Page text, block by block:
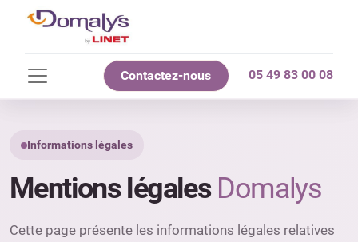
Contactez-nous 05 49 83 00 08
Informations légales
Mentions légales Domalys
Cette page présente les informations légales relatives